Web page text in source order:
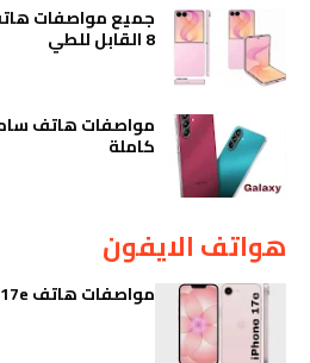
8 القابل للطي
كاملة
هواتف الايفون
مواصفات هاتف iPhone 17e كاملا